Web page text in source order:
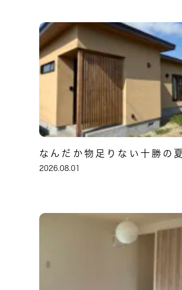
なんだか物足りない十勝の夏
2026.08.01